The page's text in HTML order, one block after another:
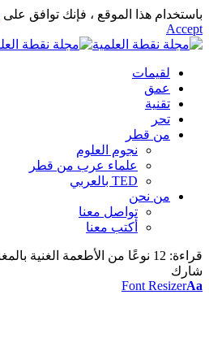
باستخدام هذا الموقع ، فإنك توافق على
Accept
لقيمات
عمق
تقنية
تحر
من قطر
نجوم العلوم
علماء عرب من قطر
TED بالعربي
من نحن
تواصل معنا
أكتب معنا
قراءة: 12 نوعًا من الأطعمة الغنية بالمغنيسيوم يمكن أن تساعدك على النوم بشكل أفضل
شارك
Font ResizerAa